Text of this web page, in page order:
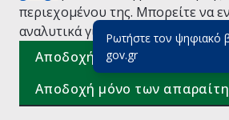
Ρωτήστε τον ψηφιακό
gov.gr(πάτησε για
περιεχομένου της. Μπορείτε να
αναλυτικά για την Πολιτική
Αποδοχή όλων
Αποδοχή μόνο των
Ελληνικά |Αγγλικά